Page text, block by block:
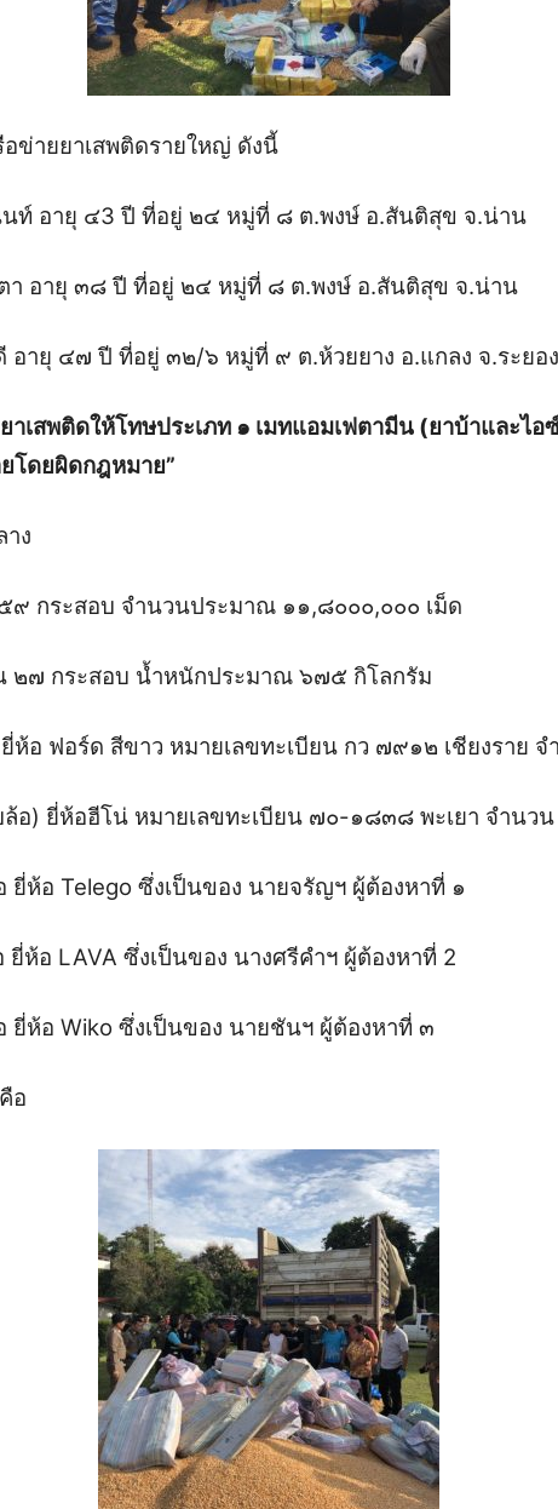
ข่ายยาเสพติดรายใหญ่ ดังนี้
ท์ อายุ ๔3 ปี ที่อยู่ ๒๔ หมู่ที่ ๘ ต.พงษ์ อ.สันติสุข จ.น่าน
า อายุ ๓๘ ปี ที่อยู่ ๒๔ หมู่ที่ ๘ ต.พงษ์ อ.สันติสุข จ.น่าน
อายุ ๔๗ ปี ที่อยู่ ๓๒/๖ หมู่ที่ ๙ ต.ห้วยยาง อ.แกลง จ.ระยอง
าเสพติดให้โทษประเภท ๑ เมทแอมเฟตามีน (ยาบ้าและไอ
โดยผิดกฎหมาย”
ง
๙ กระสอบ จำนวนประมาณ ๑๑,๘๐๐๐,๐๐๐ เม็ด
๒๗ กระสอบ น้ำหนักประมาณ ๖๗๕ กิโลกรัม
ห้อ ฟอร์ด สีขาว หมายเลขทะเบียน กว ๗๙๑๒ เชียงราย
อ) ยี่ห้อฮีโน่ หมายเลขทะเบียน ๗๐-๑๘๓๘ พะเยา จำนว
ยี่ห้อ Telego ซึ่งเป็นของ นายจรัญฯ ผู้ต้องหาที่ ๑
ห้อ LAVA ซึ่งเป็นของ นางศรีคำฯ ผู้ต้องหาที่ 2
ยี่ห้อ Wiko ซึ่งเป็นของ นายชันฯ ผู้ต้องหาที่ ๓
อ